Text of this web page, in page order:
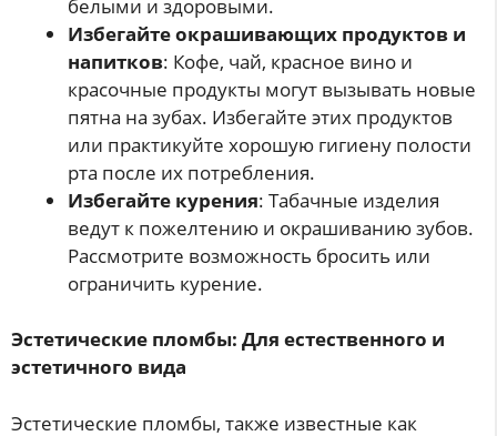
белыми и здоровыми.
Избегайте окрашивающих продуктов и
напитков: Кофе, чай, красное вино и
красочные продукты могут вызывать новые
пятна на зубах. Избегайте этих продуктов
или практикуйте хорошую гигиену полости
рта после их потребления.
Избегайте курения: Табачные изделия
ведут к пожелтению и окрашиванию зубов.
Рассмотрите возможность бросить или
ограничить курение.
Эстетические пломбы: Для естественного и
эстетичного вида
Эстетические пломбы, также известные как